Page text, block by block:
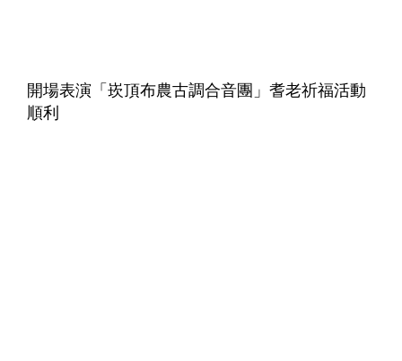
開場表演「崁頂布農古調合音團」耆老祈福活動
順利